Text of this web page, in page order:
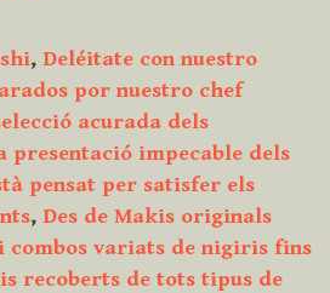
Taverna
Cal
Roka,
meravellosa
i
exclusiva
cuina
japonesa
, Deléitate con nuestro
por nuestro chef
acurada dels
presentació impecable dels
pensat per satisfer els
, Des de Makis originals
combos variats de nigiris fins
recoberts de tots tipus de